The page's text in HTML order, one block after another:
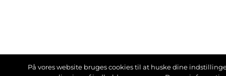
På vores website bruges cookies til at huske dine